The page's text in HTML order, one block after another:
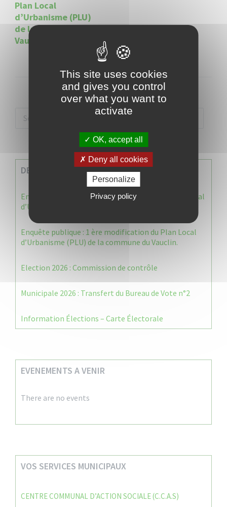
Plan Local
d’Urbanisme (PLU)
de la commune du
Vauclin.
DERNIERES INFOS
Enquête publique : Dossier Modification du Plan Local
d’Urbanisme du Vauclin
Enquête publique : 1 ère modification du Plan Local
d’Urbanisme (PLU) de la commune du Vauclin.
Election 2026 : Commission de contrôle
Municipale 2026 : Transfert du Bureau de Vote n°2
Information Élections – Carte Électorale
EVENEMENTS A VENIR
There are no events
VOS SERVICES MUNICIPAUX
CENTRE COMMUNAL D’ACTION SOCIALE (C.C.A.S)
This site uses cookies
and gives you control
over what you want to
activate
OK, accept all
Deny all cookies
Personalize
Privacy policy